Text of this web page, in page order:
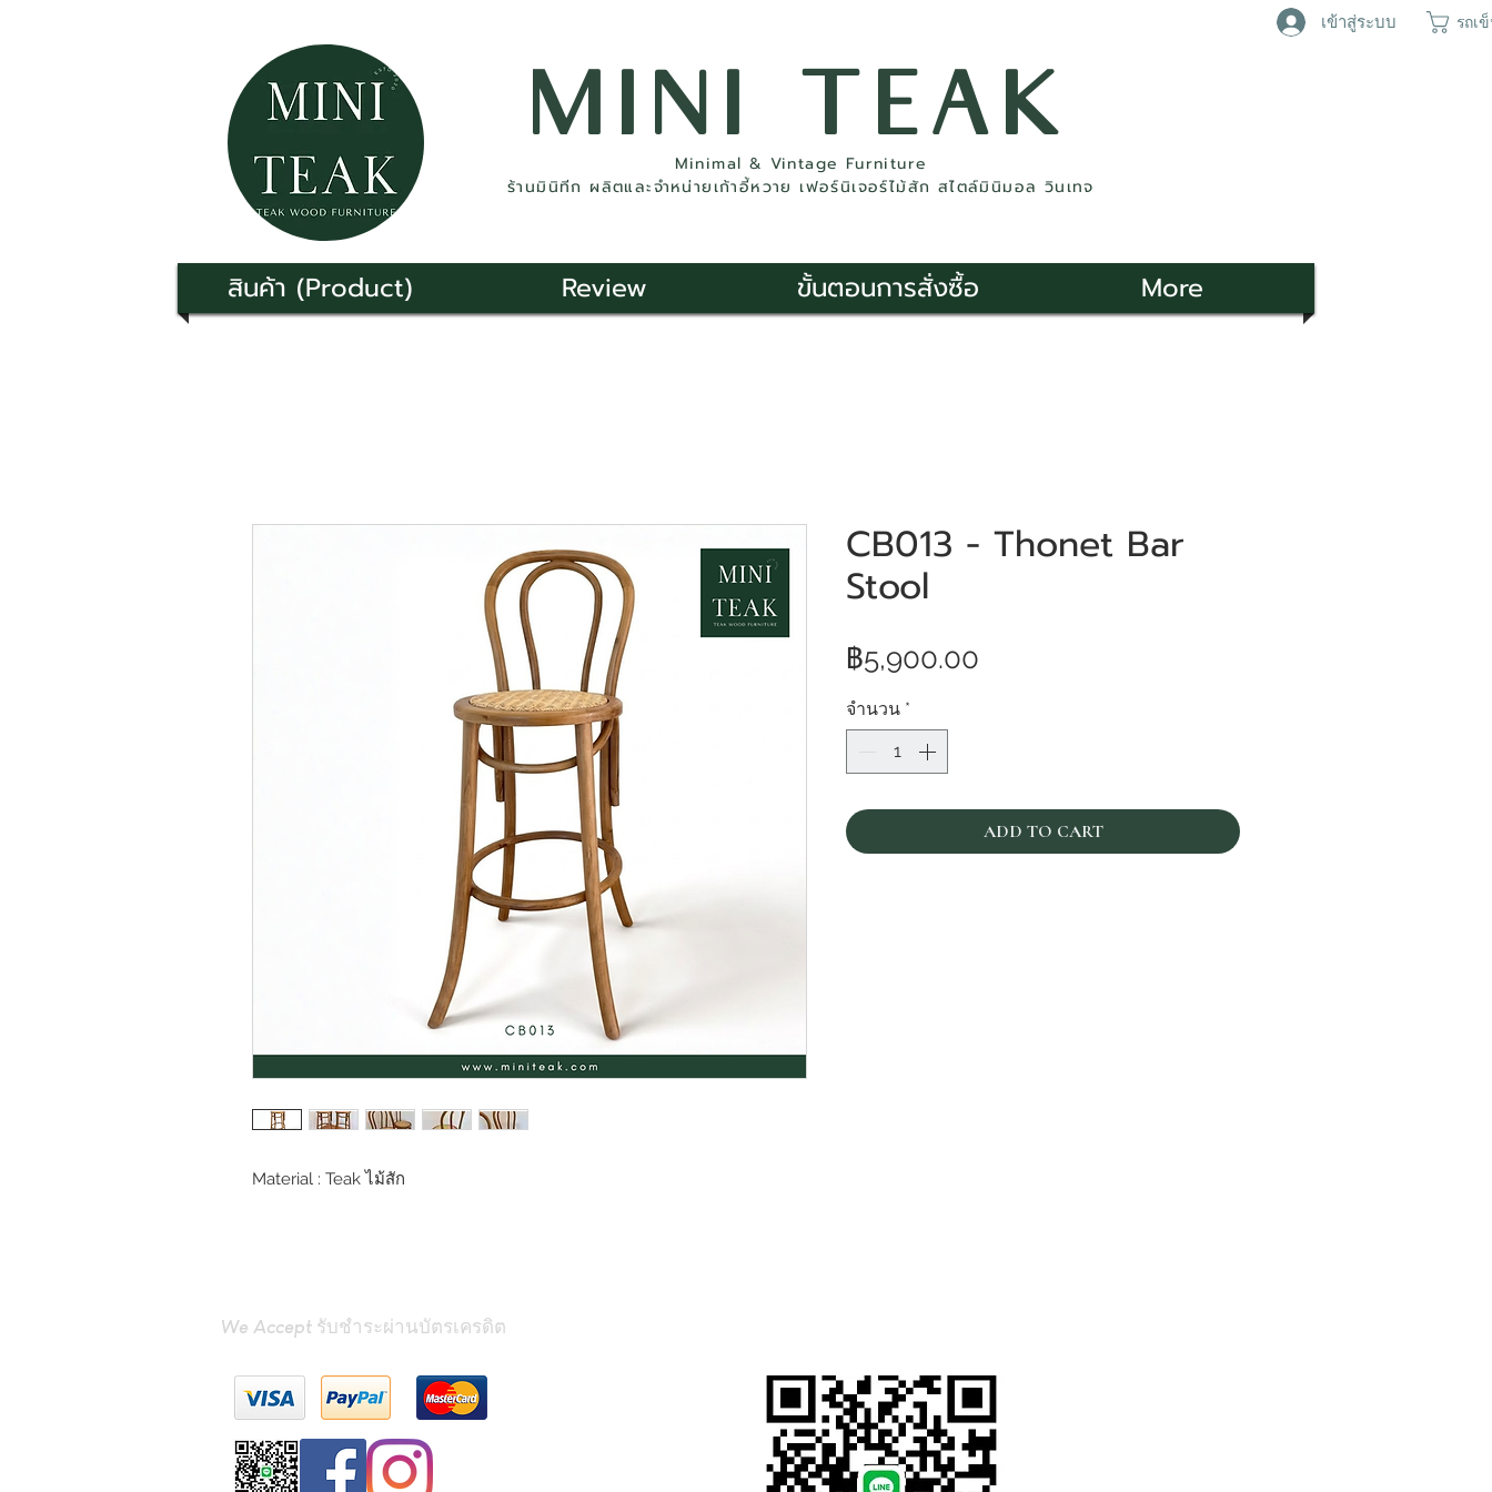
เข้าสู่ระบบ รถเ
MINI TEAK
Minimal & Vintage Furniture
ร้านมินิทีก ผลิตและจำหน่ายเก้าอี้หวาย เฟอร์นิเจอร์ไม้สัก สไตล์มินิมอล วินเทจ
สินค้า (Product) Review ขั้นตอนการสั่งซื้อ More
Material : Teak ไม้สัก
CB013 - Thonet Bar
Stool
฿5,900.00
จำนวน *
ADD TO CART
We Accept รับชำระผ่านบัตรเครดิต